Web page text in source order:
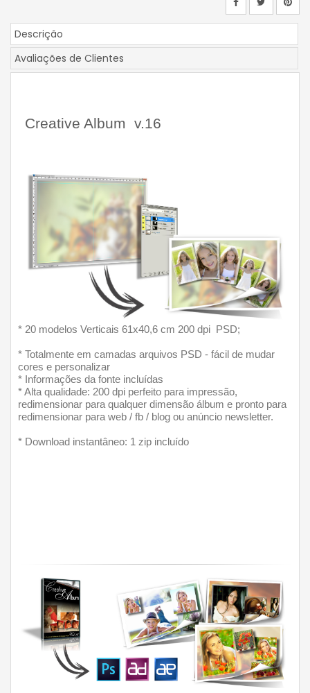
Descrição
Avaliações de Clientes
Creative Album  v.16
* 20 modelos Verticais 61x40,6 cm 200 dpi  PSD;
* Totalmente em camadas arquivos PSD - fácil de mudar
cores e personalizar
* Informações da fonte incluídas
* Alta qualidade: 200 dpi perfeito para impressão,
redimensionar para qualquer dimensão álbum e pronto para
redimensionar para web / fb / blog ou anúncio newsletter.
* Download instantâneo: 1 zip incluído